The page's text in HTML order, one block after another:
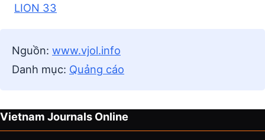
LION 33
Nguồn: www.vjol.info
Danh mục: Quảng cáo
Vietnam Journals Online